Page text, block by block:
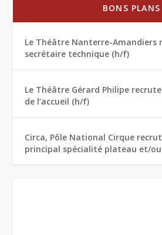
BONS PLANS
Le Théâtre Nanterre-Amandiers
secrétaire technique (h/f)
Le Théâtre Gérard Philipe
de l’accueil (h/f)
Circa, Pôle National Cirque
principal spécialité plateau et/